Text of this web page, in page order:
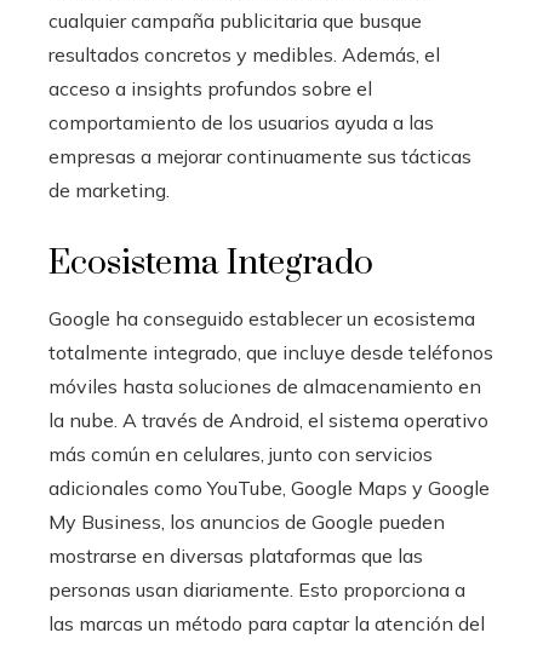
cualquier campaña publicitaria que busque
resultados concretos y medibles. Además, el
acceso a insights profundos sobre el
comportamiento de los usuarios ayuda a las
empresas a mejorar continuamente sus tácticas
de marketing.
Ecosistema Integrado
Google ha conseguido establecer un ecosistema
totalmente integrado, que incluye desde teléfonos
móviles hasta soluciones de almacenamiento en
la nube. A través de Android, el sistema operativo
más común en celulares, junto con servicios
adicionales como YouTube, Google Maps y Google
My Business, los anuncios de Google pueden
mostrarse en diversas plataformas que las
personas usan diariamente. Esto proporciona a
las marcas un método para captar la atención del